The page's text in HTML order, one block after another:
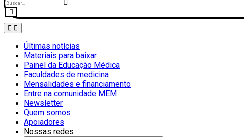
Últimas notícias
Materiais para baixar
Painel da Educação Médica
Faculdades de medicina
Mensalidades e financiamento
Entre na comunidade MEM
Newsletter
Quem somos
Apoiadores
Nossas redes